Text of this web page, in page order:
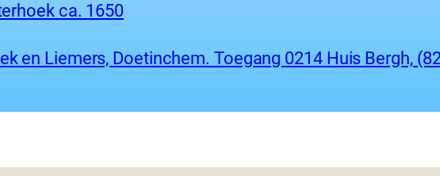
ca. 1650
en Liemers, Doetinchem. Toegang 0214 Huis Bergh,